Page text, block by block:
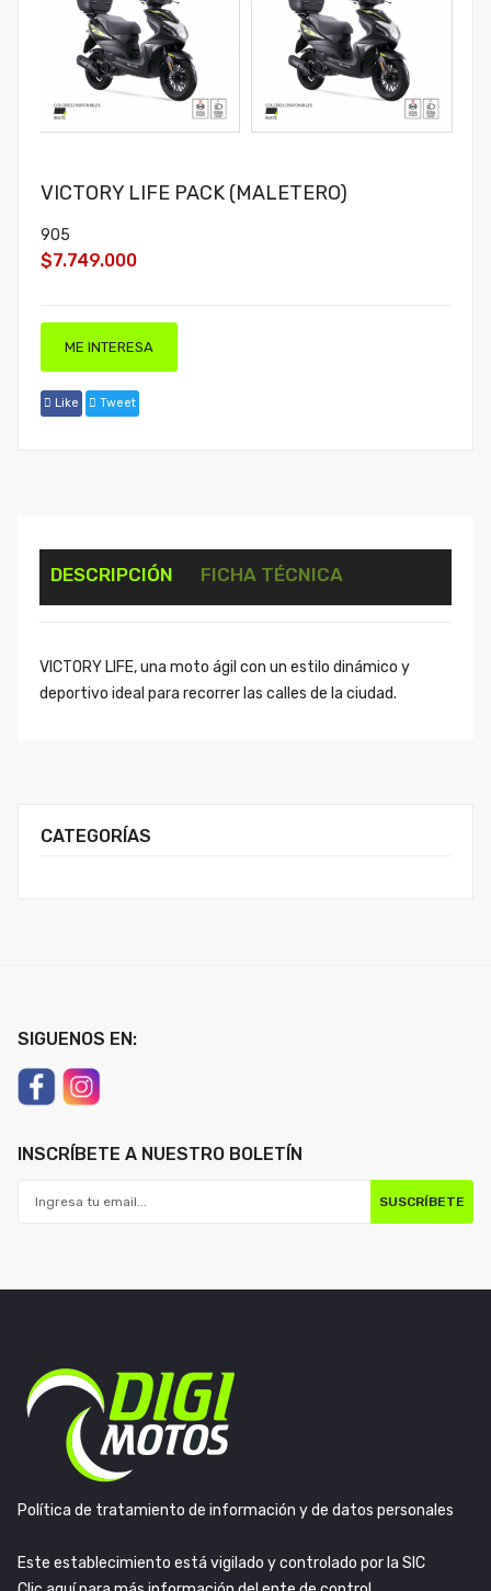
CATEGORÍAS
VICTORY LIFE PACK (MALETERO)
905
$7.749.000
ME INTERESA
Like Tweet
DESCRIPCIÓN FICHA TÉCNICA
VICTORY LIFE, una moto ágil con un estilo dinámico y
deportivo ideal para recorrer las calles de la ciudad.
SIGUENOS EN:
INSCRÍBETE A NUESTRO BOLETÍN
SUSCRÍBETE
Política de tratamiento de información y de datos personales
Este establecimiento está vigilado y controlado por la SIC